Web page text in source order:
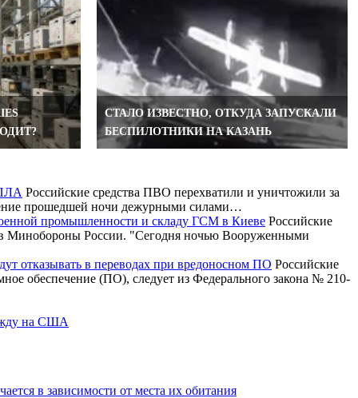
СТАЛО ИЗВЕСТНО, ОТКУДА ЗАПУСКАЛИ
БЕСПИЛОТНИКИ НА КАЗАНЬ
Российские средства ПВО перехватили и уничтожили за
прошедшей ночи дежурными силами…
промышленности и складу ГСМ в Киеве Российские
Минобороны России. "Сегодня ночью Вооруженными
отказывать в переводах при вредоносном ПО Российские
обеспечение (ПО), следует из Федерального закона № 210-
на США
в зависимости от места их обитания